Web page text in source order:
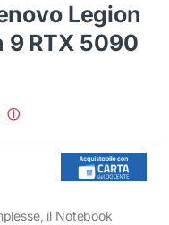
Legion
9 RTX 5090
ⓘ
il Notebook